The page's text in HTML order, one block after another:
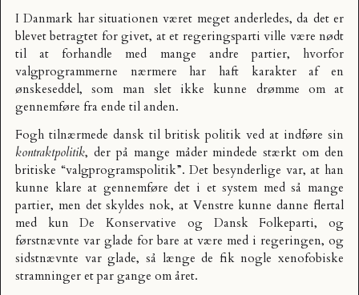
I Danmark har situationen været meget anderledes, da det er
blevet betragtet for givet, at et regeringsparti ville være nødt
til at forhandle med mange andre partier, hvorfor
valgprogrammerne nærmere har haft karakter af en
ønskeseddel, som man slet ikke kunne drømme om at
gennemføre fra ende til anden.
Fogh tilnærmede dansk til britisk politik ved at indføre sin
kontraktpolitik, der på mange måder mindede stærkt om den
britiske “valgprogramspolitik”. Det besynderlige var, at han
kunne klare at gennemføre det i et system med så mange
partier, men det skyldes nok, at Venstre kunne danne flertal
med kun De Konservative og Dansk Folkeparti, og
førstnævnte var glade for bare at være med i regeringen, og
sidstnævnte var glade, så længe de fik nogle xenofobiske
stramninger et par gange om året.